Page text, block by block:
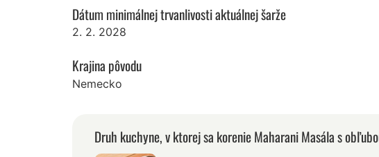
Dátum minimálnej trvanlivosti aktuálnej šarže
2. 2. 2028
Krajina pôvodu
Nemecko
Druh kuchyne, v ktorej sa korenie Maharani Masála s